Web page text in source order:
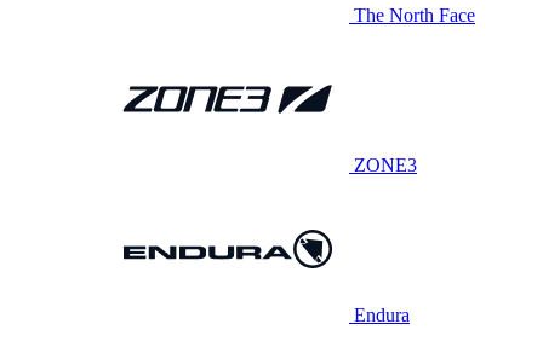
The North Face
ZONE3
Endura